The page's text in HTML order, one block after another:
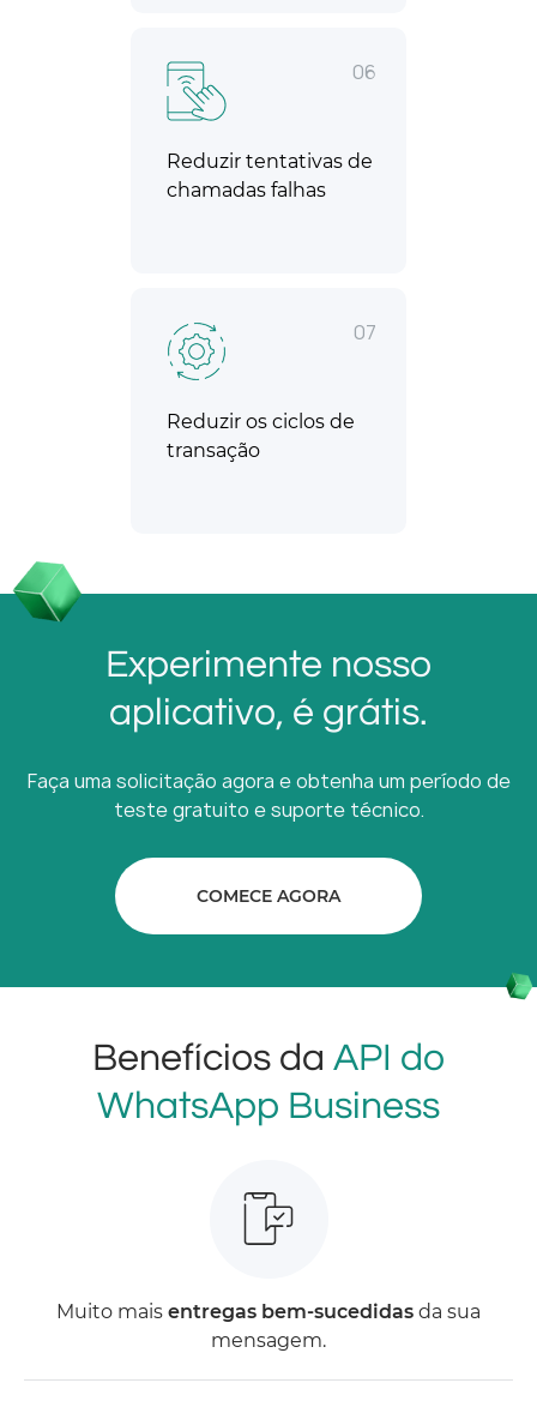
06
Reduzir tentativas de
chamadas falhas
07
Reduzir os ciclos de
transação
Experimente nosso
aplicativo, é grátis.
Faça uma solicitação agora e obtenha um período de
teste gratuito e suporte técnico.
COMECE AGORA
Benefícios da API do
WhatsApp Business
Muito mais entregas bem-sucedidas da sua
mensagem.